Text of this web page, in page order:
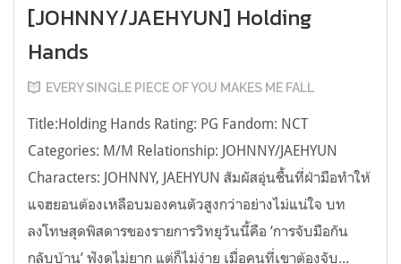
[JOHNNY/JAEHYUN] Holding
Hands
EVERY SINGLE PIECE OF YOU MAKES ME FALL
Title:Holding Hands Rating: PG Fandom: NCT
Categories: M/M Relationship: JOHNNY/JAEHYUN
Characters: JOHNNY, JAEHYUN สัมผัสอุ่นชื้นที่ฝ่ามือทำให้
แจฮยอนต้องเหลือบมองคนตัวสูงกว่าอย่างไม่แน่ใจ บท
ลงโทษสุดพิสดารของรายการวิทยุวันนี้คือ ‘การจับมือกัน
กลับบ้าน’ ฟังดูไม่ยาก แต่ก็ไม่ง่าย เมื่อคนที่เขาต้องจับ...